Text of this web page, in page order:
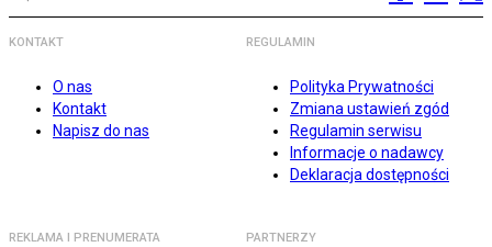
KONTAKT
O nas
Kontakt
Napisz do nas
REGULAMIN
Polityka Prywatności
Zmiana ustawień zgód
Regulamin serwisu
Informacje o nadawcy
Deklaracja dostępności
REKLAMA I PRENUMERATA PARTNERZY